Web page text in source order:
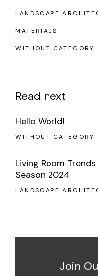
LANDSCAPE
MATERIALS
WITHOUT CATEGORY
Read next
Hello World!
WITHOUT CATEGORY
Living Room
Season 2024
LANDSCAPE
Join